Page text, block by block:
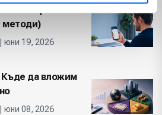
методи)
| юни 19, 2026
Къде да вложим
| юни 08, 2026